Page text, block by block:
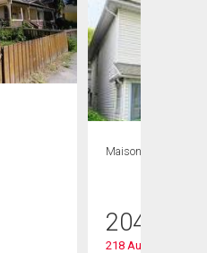
Maison
204 900
218 Austin St